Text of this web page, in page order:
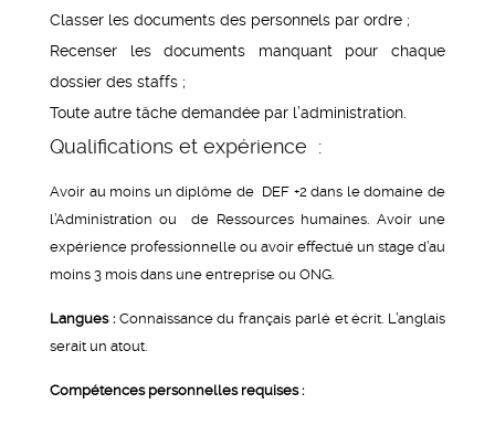
Classer les documents des personnels par ordre ;
Recenser les documents manquant pour chaque
dossier des staffs ;
Toute autre tâche demandée par l’administration.
Qualifications et expérience :
Avoir au moins un diplôme de DEF +2 dans le domaine de
l’Administration ou de Ressources humaines. Avoir une
expérience professionnelle ou avoir effectué un stage d’au
moins 3 mois dans une entreprise ou ONG.
Langues: Connaissance du français parlé et écrit. L’anglais
serait un atout.
Compétences personnelles requises: